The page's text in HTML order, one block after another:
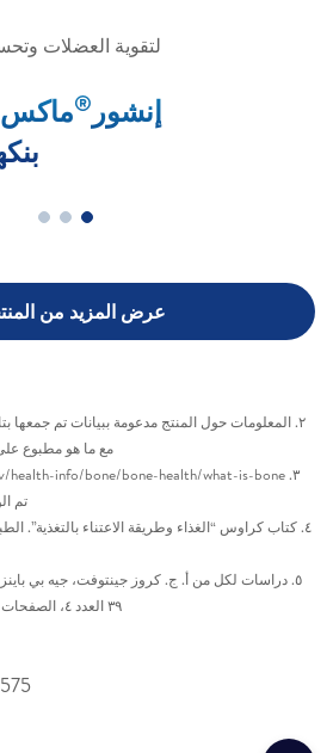
لتقوية العضلات
إنشور ®ماكس
عرض المزيد من
مع ما هو مطبوع على
تم
٥. دراسات لكل من أ. ج. كروز جينتوفت، جيه بي
٣٩ العدد ٤، الصفحات ٤١٢-٤٢٣ ونشرت في عام ٢٠١٠